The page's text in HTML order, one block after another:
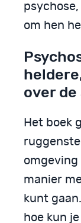
om hen
over
Het boek
manier
kunt
hoe kun